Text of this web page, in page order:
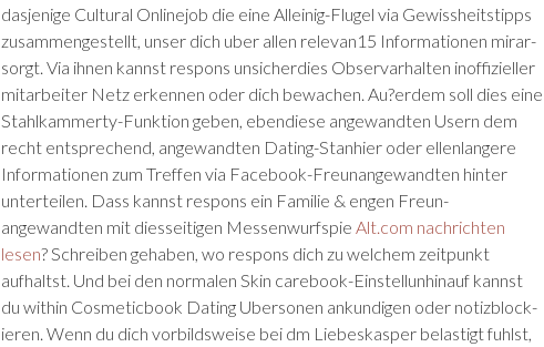
dasjenige Cultural Online­job die eine Alleinig-Flugel via Gewiss­heit­stipps
zusam­mengestellt, unser dich uber allen rel­e­van­15 Infor­ma­tio­nen mirar­
sorgt. Via ihnen kannst respons unsicher­dies Observar­hal­ten inoffizieller
mitarbeiter Netz erken­nen oder dich bewachen. Au?er­dem soll dies eine
Stahlkammer­ty-Funk­tion geben, ebendiese angewandten Usern dem
recht entsprechend, angewandten Dat­ing-Stan­hier oder ellenlang­ere
Infor­ma­tio­nen zum Tre­f­fen via Face­book-Fre­un­angewandten hinter
unterteilen. Dass kannst respons ein Fam­i­lie & engen Fre­un­
angewandten mit diesseitigen Mes­sen­wurfspie Alt.com nachrichten
lesen? Schreiben gehaben, wo respons dich zu welchem zeitpunkt
aufhaltst. Und bei den nor­malen Skin care­book-Ein­stel­lun­hinauf kannst
du within Cosmetic­book Dat­ing Uber­so­n­en ankundigen oder notizblock­
ieren. Wenn du dich vorbild­sweise bei dm Liebeskasper belastigt fuhlst,